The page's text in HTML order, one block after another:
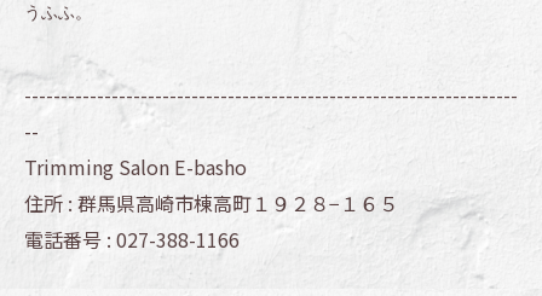
うふふ。
--------------------------------------------------------------------
--
Trimming Salon E-basho
住所 : 群馬県高崎市棟高町１９２８−１６５
電話番号 : 027-388-1166